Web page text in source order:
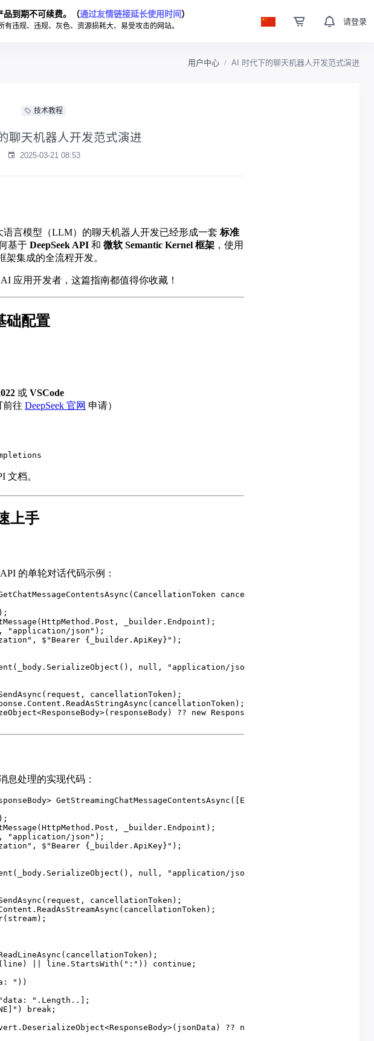
品到期不可续费。（通过友情链接延长使用时间）
违规、违规、灰色、资源损耗大、易受攻击的网站。 请登录
用户中心 AI 时代下的聊天机器人开发范式演进
技术教程
聊天机器人开发范式演进
2025-03-21 08:53